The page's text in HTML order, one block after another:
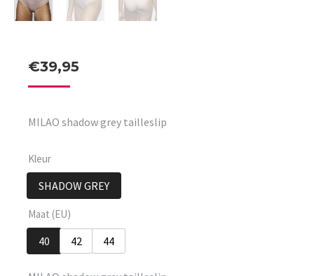
€39,95
MILAO shadow grey tailleslip
Kleur
SHADOW GREY
Maat (EU)
40 42 44